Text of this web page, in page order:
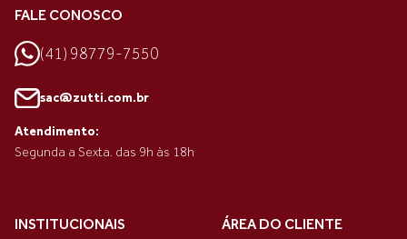
FALE CONOSCO
(41) 98779-7550
sac@zutti.com.br
Atendimento:
Segunda a Sexta. das 9h às 18h
INSTITUCIONAIS ÁREA DO CLIENTE